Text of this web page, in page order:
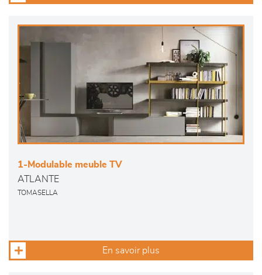
1-Modulable meuble TV
ATLANTE
TOMASELLA
En savoir plus